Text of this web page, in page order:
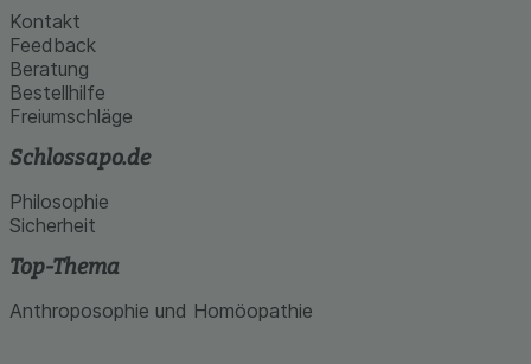
Kontakt
Feedback
Beratung
Bestellhilfe
Freiumschläge
Schlossapo.de
Philosophie
Sicherheit
Top-Thema
Anthroposophie und Homöopathie